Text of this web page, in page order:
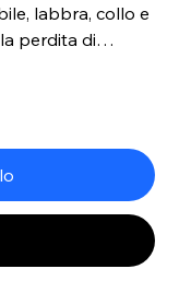
labbra, collo e
perdita di
peso
effetto
per un aspetto